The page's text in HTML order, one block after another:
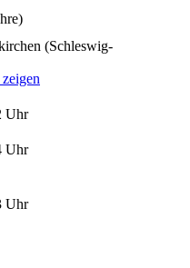
(Schleswig-
Uhr
Uhr
Uhr